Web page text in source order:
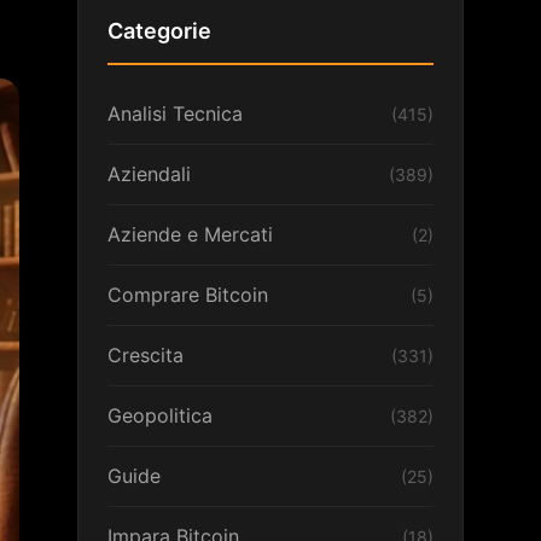
Categorie
Analisi Tecnica (415)
Aziendali (389)
Aziende e Mercati (2)
Comprare Bitcoin (5)
Crescita (331)
Geopolitica (382)
Guide (25)
Impara Bitcoin (18)